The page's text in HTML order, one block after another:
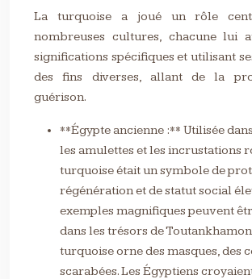
La turquoise a joué un rôle
nombreuses cultures, chacune lui
significations spécifiques et utilisant
des fins diverses, allant de la
guérison.
**Égypte ancienne :** Utilisée
les amulettes et les incrustations
turquoise était un symbole de
régénération et de statut social
exemples magnifiques peuvent
dans les trésors de
turquoise orne des masques, des
scarabées. Les Égyptiens